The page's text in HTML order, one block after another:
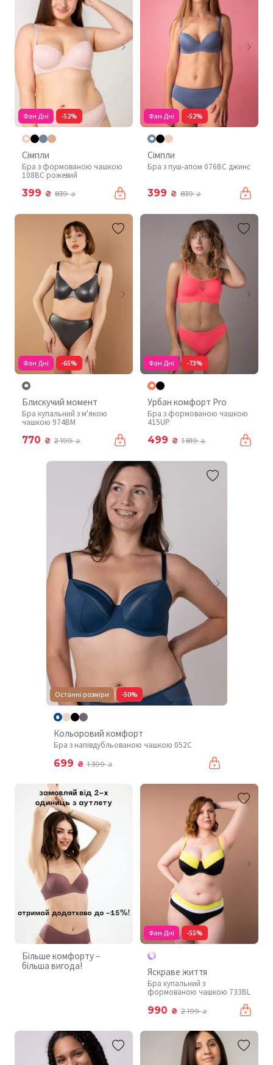
Фан Дні -52%
Сімпли
Бра з формованою чашкою
108BC рожевий
399 ₴ 839₴
Фан Дні -52%
Сімпли
Бра з пуш-апом 076BC джинс
399 ₴ 839₴
Фан Дні -65%
Блискучий момент
Бра купальний з м'якою
чашкою 974BM
770 ₴ 2 199₴
Фан Дні -73%
Урбан комфорт Pro
Бра з формованою чашкою
415UP
499 ₴ 1 819₴
Останні розміри -50%
Кольоровий комфорт
Бра з напівдубльованою чашкою 052C
699 ₴ 1 399₴
Більше комфорту –
більша вигода!
Фан Дні -55%
Яскраве життя
Бра купальний з
формованою чашкою 733BL
990 ₴ 2 199₴